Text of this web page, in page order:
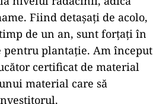
Fiind detaşaţi de acolo,
de un an, sunt forţaţi în
pentru plantaţie. Am început
certificat de material
material care să